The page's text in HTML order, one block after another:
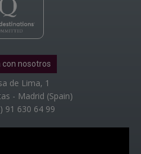
con nosotros
de Lima, 1
- Madrid (Spain)
91 630 64 99